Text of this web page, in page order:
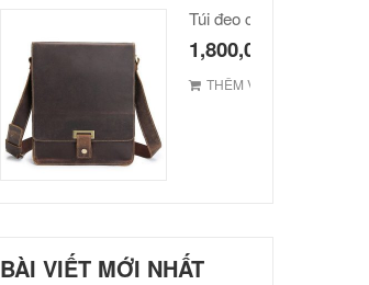
1,800,000
THÊM VÀO GIỎ
BÀI VIẾT MỚI NHẤT